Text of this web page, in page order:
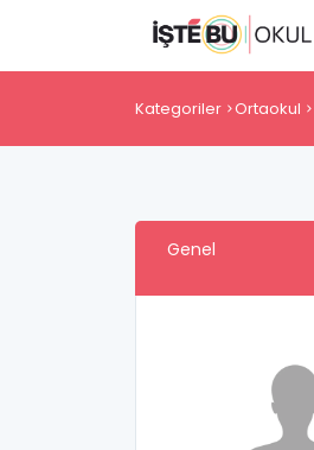
Kategoriler Ortaokul
Genel